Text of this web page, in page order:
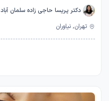
دکتر پریسا حاجی زاده سلمان آباد
تهران, نیاوران